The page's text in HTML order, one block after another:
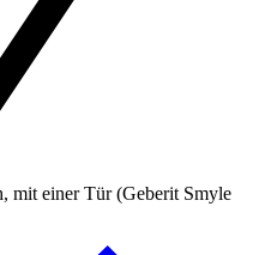
mit einer Tür (Geberit Smyle